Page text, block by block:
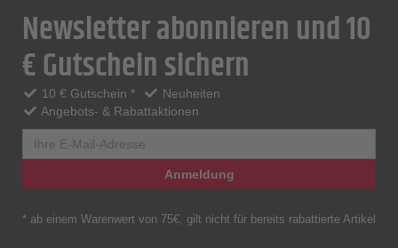
Newsletter abonnieren und 10
€ Gutschein sichern
10 € Gutschein *
Neuheiten
Angebots- & Rabattaktionen
Anmeldung
* ab einem Warenwert von 75€, gilt nicht für bereits rabattierte Artikel